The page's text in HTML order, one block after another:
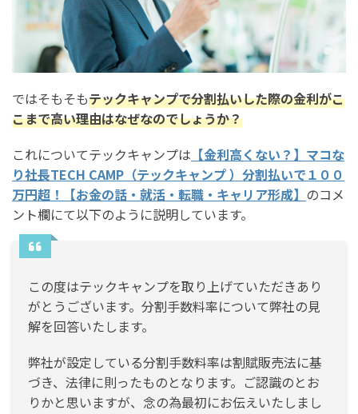
ではそもそもテックキャンプで分割払いした際の金利がこ
こまで高い理由はなぜなのでしょうか？
これについてテックキャンプは 【金利高くない？】マコな
り社長TECH CAMP（テックキャンプ ）分割払いで１００
万円超！【お金の話・就活・転職・キャリア形成】 のコメ
ント欄にて以下のように説明しています。
この度はテックキャンプを取り上げていただきあり
がとうございます。分割手数料率について弊社の見
解を回答いたします。
弊社が設定している分割手数料率は割賦販売法に基
づき、法律に則ったものとなります。ご認識のとお
りかと思いますが、念の為最初にお伝えいたしまし